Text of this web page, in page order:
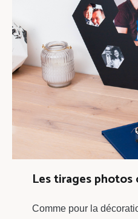
Les tirages photos
Comme pour la